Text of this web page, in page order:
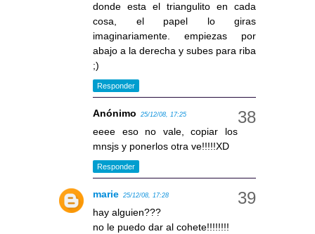
donde esta el triangulito en cada
cosa, el papel lo giras
imaginariamente. empiezas por
abajo a la derecha y subes para riba
;)
Responder
Anónimo 25/12/08, 17:25
eeee eso no vale, copiar los
mnsjs y ponerlos otra ve!!!!!XD
Responder
marie 25/12/08, 17:28
hay alguien???
no le puedo dar al cohete!!!!!!!!